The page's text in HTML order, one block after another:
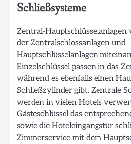
Schließsysteme
Zentral-Hauptschlüsselanlagen
der Zentralschlossanlagen und
Hauptschlüsselanlagen
Einzelschlüssel passen in das
während es ebenfalls einen
Schließzylinder gibt. Zentrale
werden in vielen Hotels
Gästeschlüssel das
sowie die Hoteleingangstür
Zimmerservice mit dem